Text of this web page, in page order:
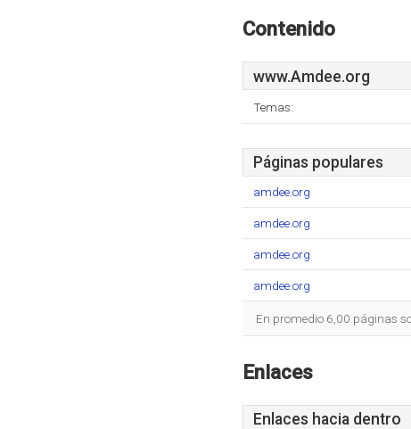
Contenido
www.Amdee.org
Temas:
Páginas populares
amdee.org
amdee.org
amdee.org
amdee.org
En promedio 6,00 páginas
Enlaces
Enlaces hacia dentro